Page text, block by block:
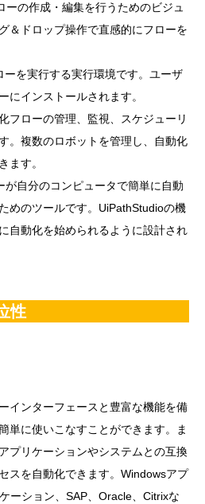
ーの作成・編集を行うためのビジュ
＆ドロップ操作で直感的にフローを
ーを実行する実行環境です。ユーザ
にインストールされます。
フローの管理、監視、スケジューリ
。複数のロボットを管理し、自動化
ます。
が自分のコンピュータで簡単に自動
めのツールです。UiPathStudioの機
自動化を始められるように設計され
性
インターフェースと豊富な機能を備
単に使いこなすことができます。ま
プリケーションやシステムとの互換
スを自動化できます。Windowsアプ
ーション、SAP、Oracle、Citrixな